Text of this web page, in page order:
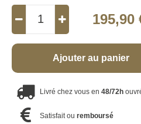
195,90
Ajouter au panier
Livré chez vous en48/72h
Satisfait ouremboursé